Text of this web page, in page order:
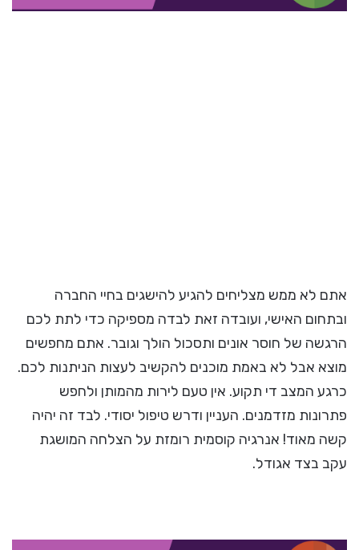
אתם לא ממש מצליחים להגיע להישגים בחיי החברה
ובתחום האישי, ועובדה זאת לבדה מספיקה כדי לתת לכם
הרגשה של חוסר אונים ותסכול הולך וגובר. אתם מחפשים
מוצא אבל לא באמת מוכנים להקשיב לעצות הניתנות לכם.
כרגע המצב די תקוע. אין טעם לירות מהמותן ולחפש
פתרונות מזדמנים. העניין ודרש טיפול יסודי. לבד זה יהיה
קשה מאוד! אנרגיה קוסמית רומזת על הצלחה המושגת
עקב בצד אגודל.